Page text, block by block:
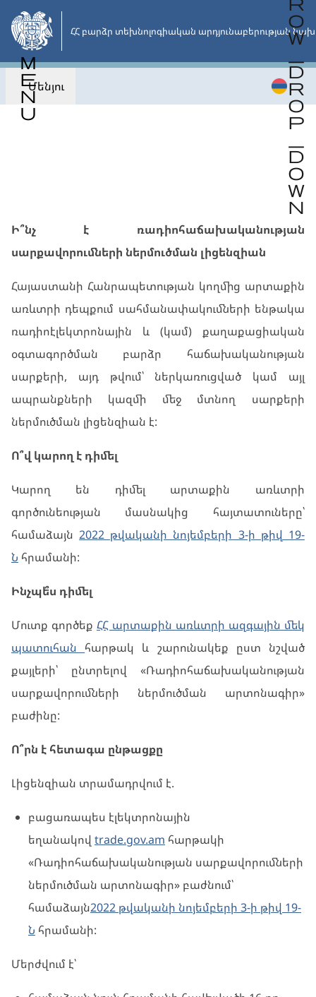
Անցնել
հիմնական
բովանդակությանը
ՀՀ բարձր տեխնոլոգիական արդյունաբերության
Մենյու
Ի՞նչ է ռադիոհաճախականության
սարքավորումների ներմուծման լիցենզիան
Հայաստանի Հանրապետության կողմից արտաքին
առևտրի դեպքում սահմանափակումների ենթակա
ռադիոէլեկտրոնային և (կամ) քաղաքացիական
օգտագործման բարձր հաճախականության
սարքերի, այդ թվում՝ ներկառուցված կամ այլ
ապրանքների կազմի մեջ մտնող սարքերի
ներմուծման լիցենզիան է:
Ո՞վ կարող է դիմել
Կարող են դիմել արտաքին առևտրի
գործունեության մասնակից հայտատուները՝
համաձայն2022 թվականի նոյեմբերի 3-ի թիվ 19-
Ն հրամանի:
Ինչպե՞ս դիմել
Մուտք գործեք ՀՀ արտաքին առևտրի ազգային մեկ
պատուհան հարթակ և շարունակեք ըստ նշված
քայլերի՝ ընտրելով «Ռադիոհաճախականության
սարքավորումների ներմուծման արտոնագիր»
բաժինը:
Ո՞րն է հետագա ընթացքը
Լիցենզիան տրամադրվում է.
բացառապես էլեկտրոնային
եղանակով trade.gov.am հարթակի
«Ռադիոհաճախականության սարքավորումների
ներմուծման արտոնագիր» բաժնում՝
համաձայն2022 թվականի նոյեմբերի 3-ի թիվ 19-
Ն հրամանի:
Մերժվում է՝